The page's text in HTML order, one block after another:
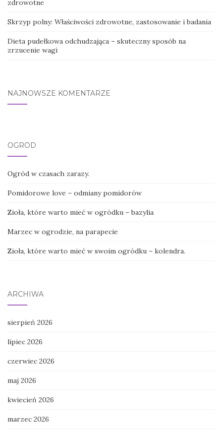
zdrowotne
Skrzyp polny: Właściwości zdrowotne, zastosowanie i badania
Dieta pudełkowa odchudzająca – skuteczny sposób na
zrzucenie wagi
NAJNOWSZE KOMENTARZE
OGRÓD
Ogród w czasach zarazy.
Pomidorowe love – odmiany pomidorów
Zioła, które warto mieć w ogródku – bazylia
Marzec w ogrodzie, na parapecie
Zioła, które warto mieć w swoim ogródku – kolendra.
ARCHIWA
sierpień 2026
lipiec 2026
czerwiec 2026
maj 2026
kwiecień 2026
marzec 2026